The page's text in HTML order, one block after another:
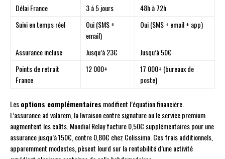
Délai France
3 à 5 jours
48h à 72h
Suivi en temps réel
Oui (SMS +
email)
Oui (SMS + email + app)
Assurance incluse Jusqu’à 23€
Jusqu’à 50€
Points de retrait
France
12 000+
17 000+ (bureaux de
poste)
Lesoptions complémentaires modifient l’équation financière.
L’assurance ad valorem, la livraison contre signature ou le service premium
augmentent les coûts. Mondial Relay facture 0,50€ supplémentaires pour une
assurance jusqu’à 150€, contre 0,80€ chez Colissimo. Ces frais additionnels,
apparemment modestes, pèsent lourd sur la rentabilité d’une activité